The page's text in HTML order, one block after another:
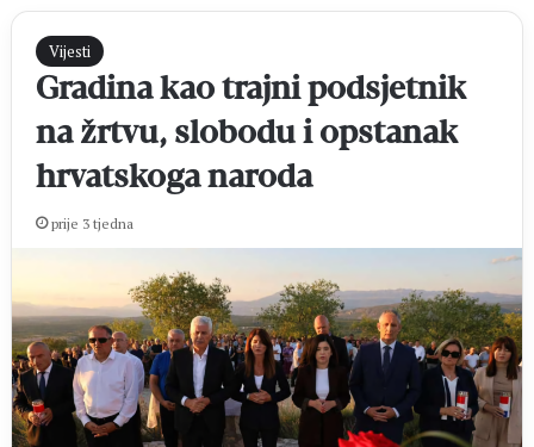
Vijesti
Gradina kao trajni podsjetnik
na žrtvu, slobodu i opstanak
hrvatskoga naroda
prije 3 tjedna